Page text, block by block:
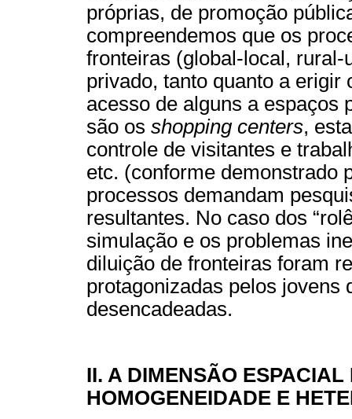
próprias, de promoção
compreendemos que os
fronteiras (global-local,
privado, tanto quanto a erigir
acesso de alguns a espaços
são os shopping centers,
controle de visitantes e
etc. (conforme demonstrado
processos demandam
resultantes. No caso dos
simulação e os problemas
diluição de fronteiras foram
protagonizadas pelos jovens
desencadeadas.
II. A DIMENSÃO
HOMOGENEIDADE E